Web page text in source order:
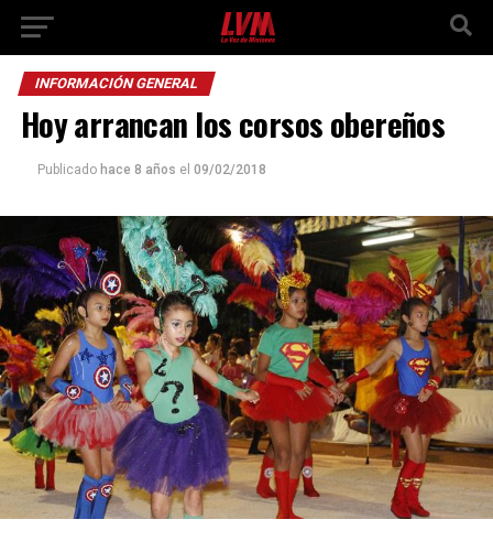
INFORMACIÓN GENERAL
Hoy arrancan los corsos obereños
Publicado hace 8 años el 09/02/2018